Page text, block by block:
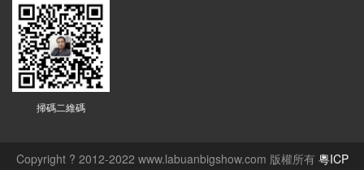
掃碼二維碼
Copyright ? 2012-2022 www.labuanbigshow.com 版權所有 粵ICP